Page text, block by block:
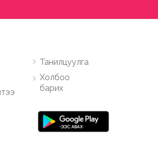
Танилцуулга
Холбоо
барих